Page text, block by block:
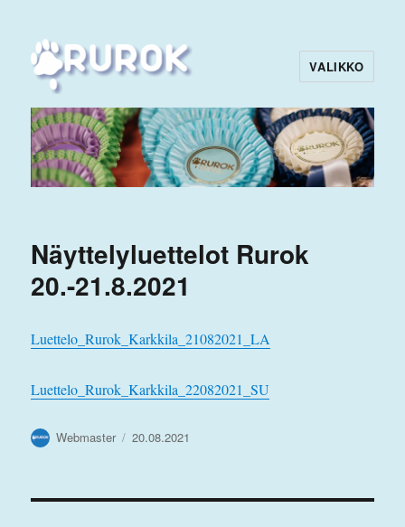
Rurok
VALIKKO
Näyttelyluettelot Rurok
20.-21.8.2021
Luettelo_Rurok_Karkkila_21082021_LA
Luettelo_Rurok_Karkkila_22082021_SU
Kirjoittaja
Webmaster Julkaistu
20.08.2021